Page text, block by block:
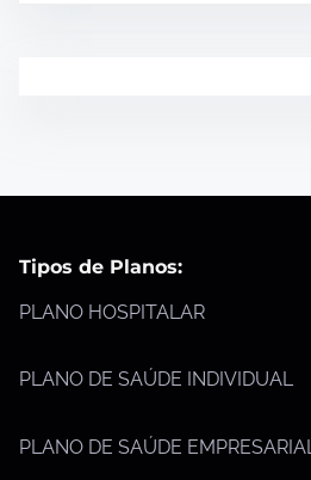
Tipos de Planos:
PLANO HOSPITALAR
PLANO DE SAÚDE INDIVIDUAL
PLANO DE SAÚDE EMPRESARIAL